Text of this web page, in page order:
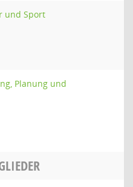
und Sport
Planung und